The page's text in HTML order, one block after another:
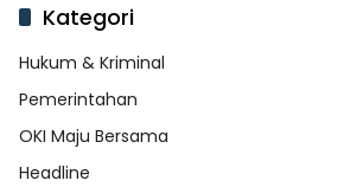
Kategori
Hukum & Kriminal
Pemerintahan
OKI Maju Bersama
Headline